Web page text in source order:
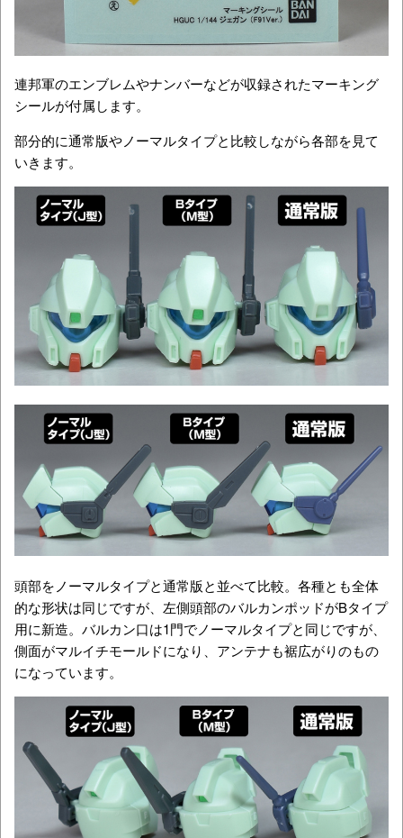
連邦軍のエンブレムやナンバーなどが収録されたマーキング
シールが付属します。
部分的に通常版やノーマルタイプと比較しながら各部を見て
いきます。
頭部をノーマルタイプと通常版と並べて比較。各種とも全体
的な形状は同じですが、左側頭部のバルカンポッドがBタイプ
用に新造。バルカン口は1門でノーマルタイプと同じですが、
側面がマルイチモールドになり、アンテナも裾広がりのもの
になっています。